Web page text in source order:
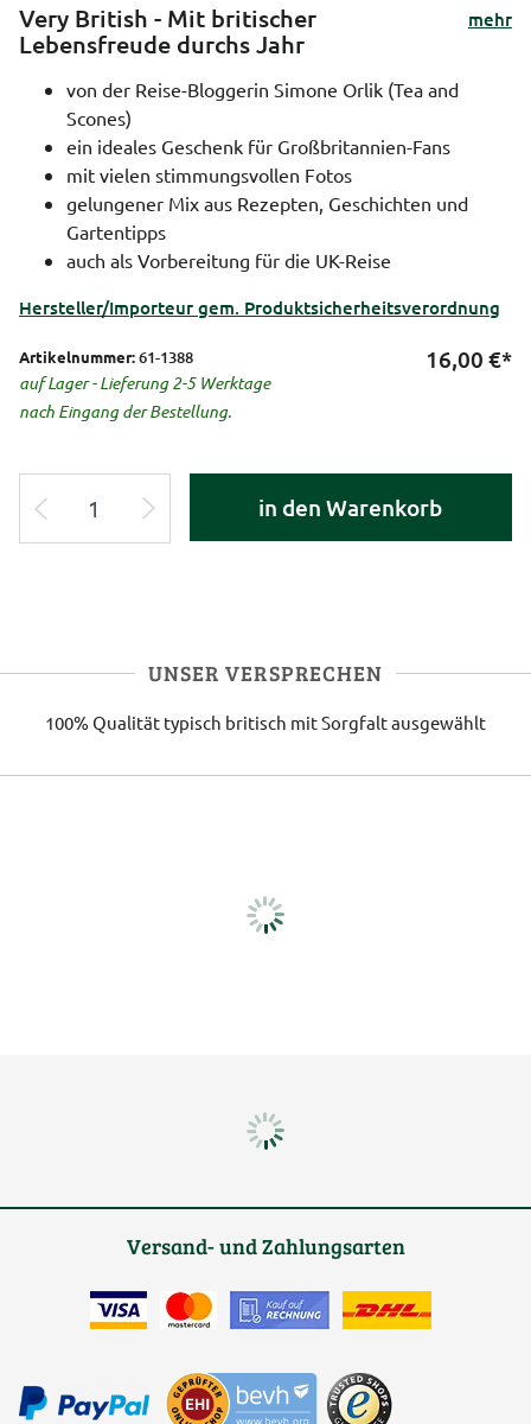
Very British - Mit britischer
Lebensfreude durchs Jahr
mehr
von der Reise-Bloggerin Simone Orlik (Tea and
Scones)
ein ideales Geschenk für Großbritannien-Fans
mit vielen stimmungsvollen Fotos
gelungener Mix aus Rezepten, Geschichten und
Gartentipps
auch als Vorbereitung für die UK-Reise
Hersteller/Importeur gem. Produktsicherheitsverordnung
Artikelnummer:61-1388
auf Lager - Lieferung 2-5 Werktage
nach Eingang der Bestellung.
16,00 €*
in den Warenkorb
UNSER VERSPRECHEN
100% Qualität typisch britisch mit Sorgfalt ausgewählt
Versand- und Zahlungsarten